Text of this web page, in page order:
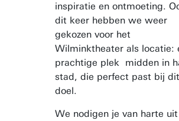
inspiratie en ontmoeting.
dit keer hebben we weer
gekozen voor het
Wilminktheater als locatie:
prachtige plek midden in
stad, die perfect past bij dit
doel.
We nodigen je van harte